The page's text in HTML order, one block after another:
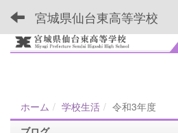
宮城県仙台東高等学校
ホーム 学校生活
令和3年度